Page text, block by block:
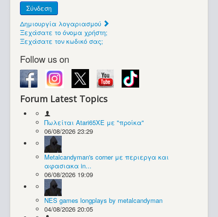
Συλλογές / Projects
Σύνδεση
Δημιουργία λογαριασμού
Ξεχάσατε το όνομα χρήστη;
Ξεχάσατε τον κωδικό σας;
Follow us on
Forum Latest Topics
Πωλείται Atari65XE με "προίκα"
06/08/2026 23:29
Metalcandyman's corner με περιεργα και
αφασιακα in...
06/08/2026 19:09
NES games longplays by metalcandyman
04/08/2026 20:05